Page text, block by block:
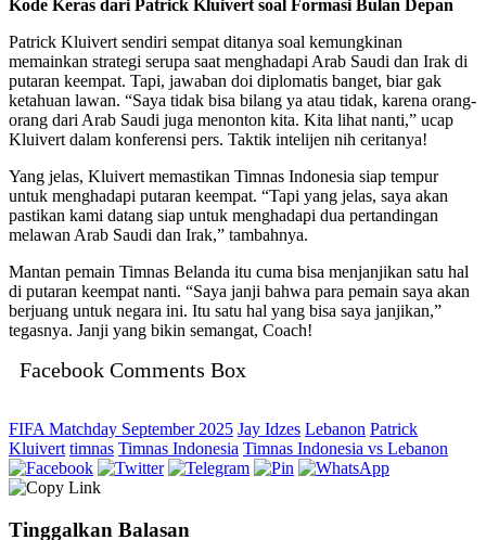
Kode Keras dari Patrick Kluivert soal Formasi Bulan Depan
Patrick Kluivert sendiri sempat ditanya soal kemungkinan
memainkan strategi serupa saat menghadapi Arab Saudi dan Irak di
putaran keempat. Tapi, jawaban doi diplomatis banget, biar gak
ketahuan lawan. “Saya tidak bisa bilang ya atau tidak, karena orang-
orang dari Arab Saudi juga menonton kita. Kita lihat nanti,” ucap
Kluivert dalam konferensi pers. Taktik intelijen nih ceritanya!
Yang jelas, Kluivert memastikan Timnas Indonesia siap tempur
untuk menghadapi putaran keempat. “Tapi yang jelas, saya akan
pastikan kami datang siap untuk menghadapi dua pertandingan
melawan Arab Saudi dan Irak,” tambahnya.
Mantan pemain Timnas Belanda itu cuma bisa menjanjikan satu hal
di putaran keempat nanti. “Saya janji bahwa para pemain saya akan
berjuang untuk negara ini. Itu satu hal yang bisa saya janjikan,”
tegasnya. Janji yang bikin semangat, Coach!
Facebook Comments Box
FIFA Matchday September 2025 Jay Idzes Lebanon Patrick
Kluivert timnas Timnas Indonesia Timnas Indonesia vs Lebanon
Tinggalkan Balasan